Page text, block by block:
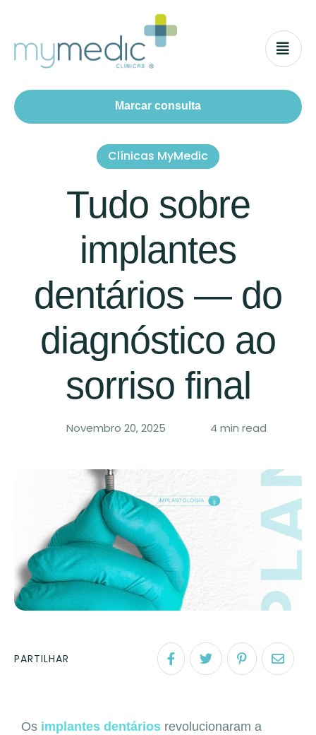
Marcar consulta
Clínicas MyMedic
Tudo sobre
implantes
dentários — do
diagnóstico ao
sorriso final
Novembro 20, 2025 4 min read
PARTILHAR
Os implantes dentários revolucionaram a